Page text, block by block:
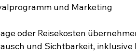
und Marketing
oder Reisekosten
und Sichtbarkeit,